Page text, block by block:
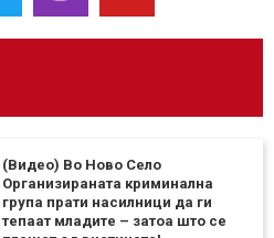
(Видео) Во Ново Село
Организираната криминална
група прати насилници да ги
тепаат младите – затоа што се